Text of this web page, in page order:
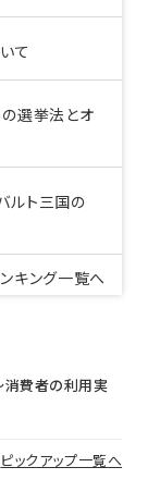
て
選挙法とオ
ルト三国の
キング一覧へ
消費者の利用実
ピックアップ一覧へ